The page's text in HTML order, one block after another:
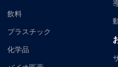
飲料
プラスチック
化学品